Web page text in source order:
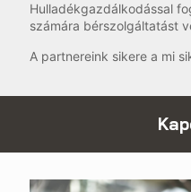
Hulladékgazdálkodással
számára bérszolgáltatást
A partnereink sikere a mi